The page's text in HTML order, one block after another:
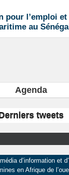
pour l’emploi
au
Agenda
tweets
d’information et
en Afrique de